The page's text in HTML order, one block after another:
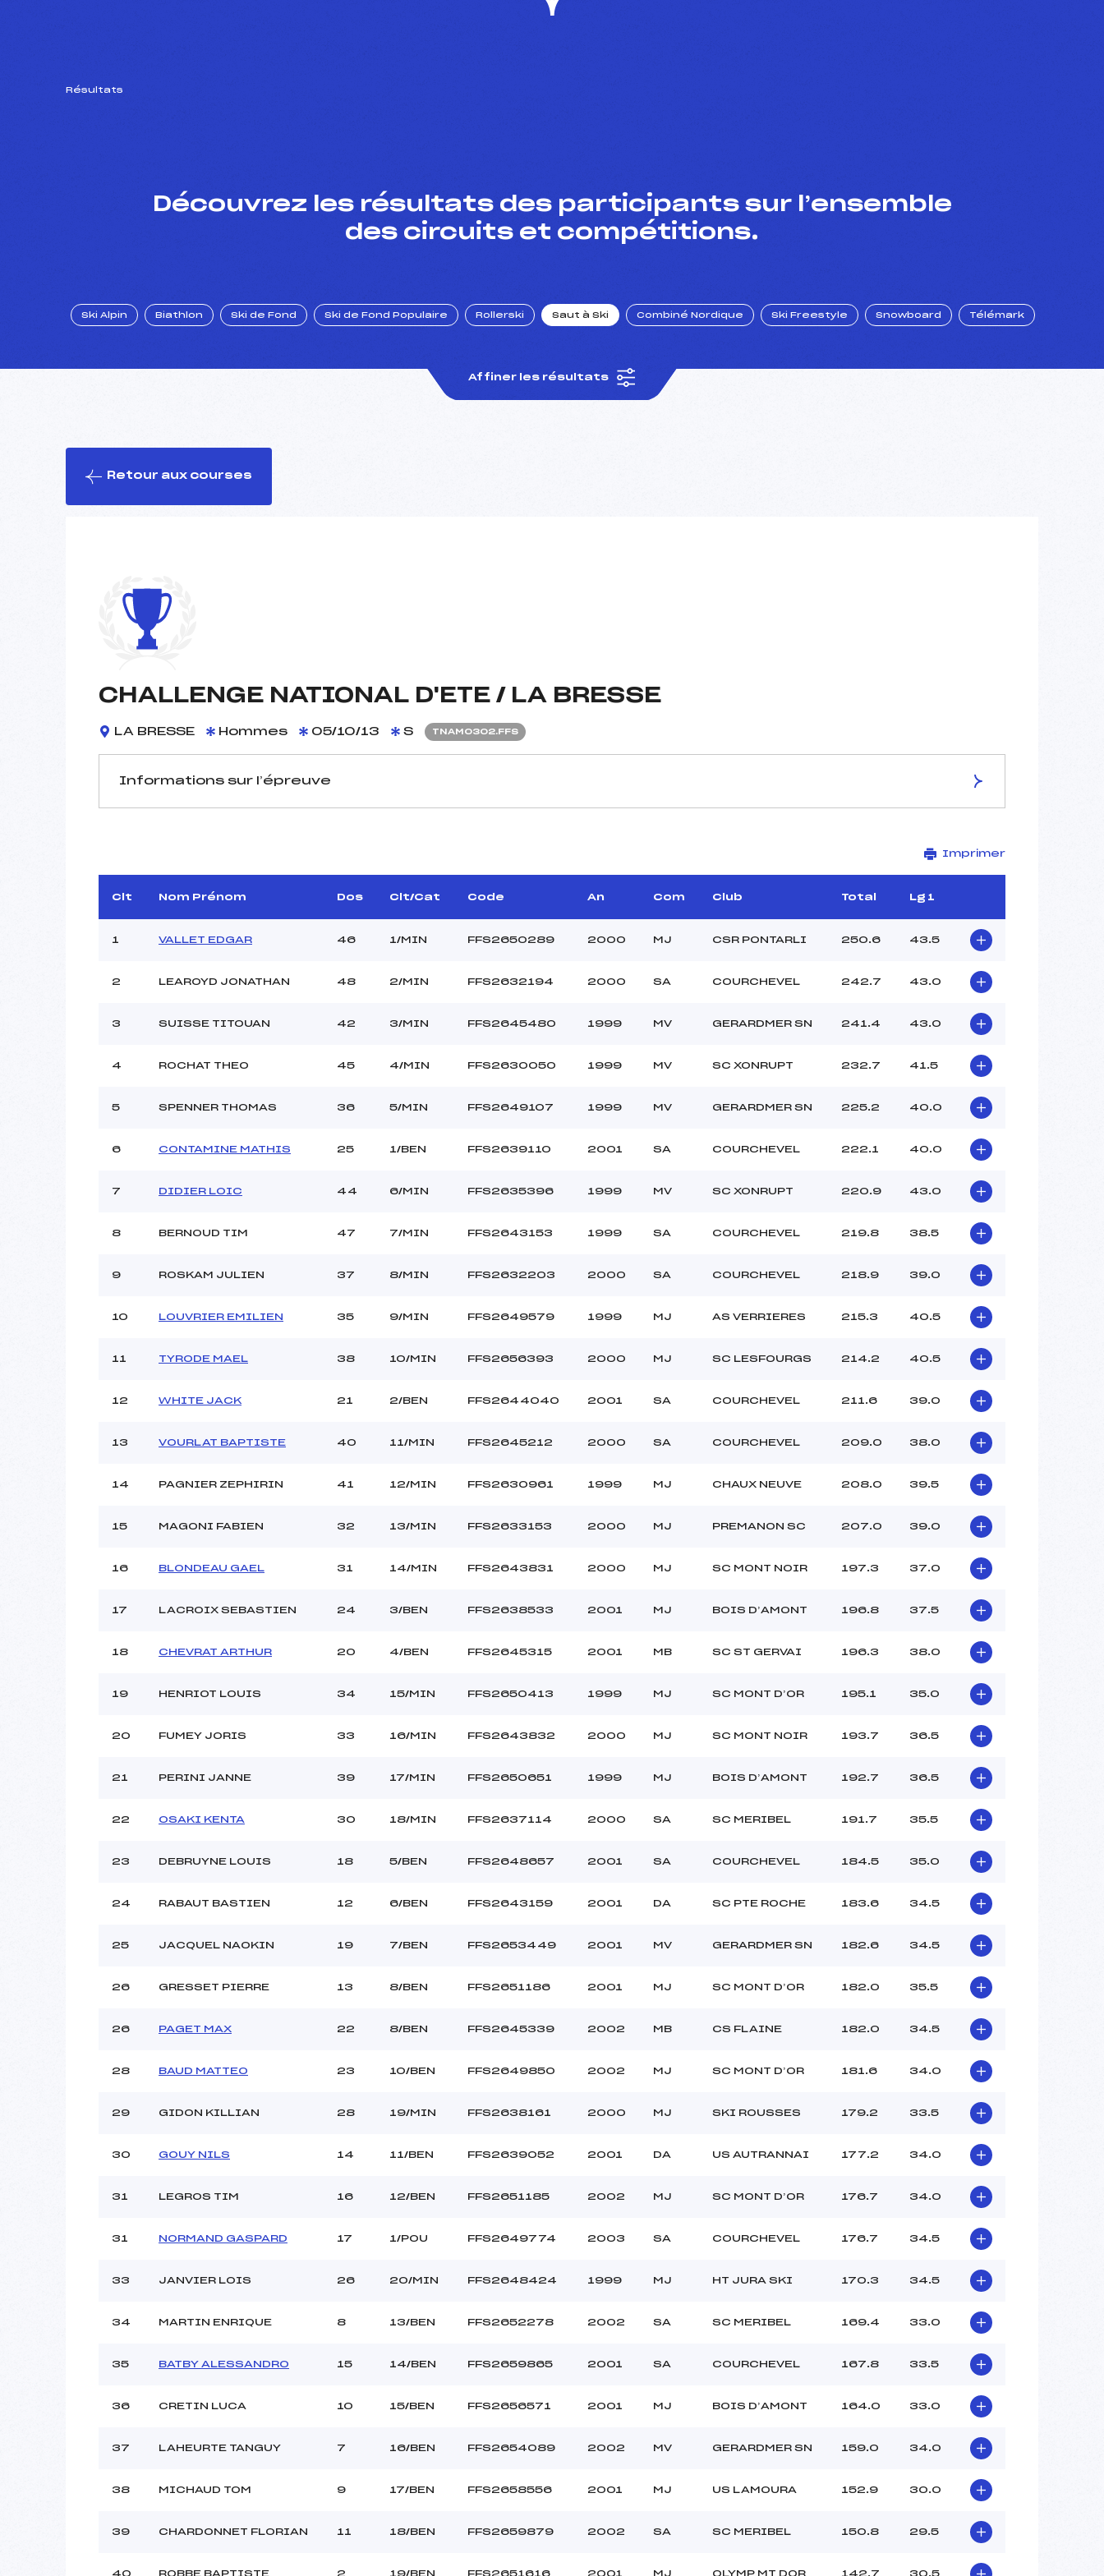
Résultats
Découvrez les résultats des participants sur l’ensemble
des circuits et compétitions.
Ski Alpin Biathlon Ski de Fond Ski de Fond Populaire Rollerski Saut à Ski Combiné Nordique Ski Freestyle Snowboard Télémark
Affiner les résultats
Retour aux courses
CHALLENGE NATIONAL D'ETE / LA BRESSE
LA BRESSE Hommes 05/10/13 S TNAM0302.FFS
Informations sur l’épreuve
Délégué Technique :
BARRAND BERNARD (MJ)
D.T Adjoint :
MOUROT MARTIAL (MV)
TYRODE KATELL (MJ)
Juge B :
BAILLY PIERRE (MB)
Juge C :
ROBERT DOMINIQUE (MV)
(SA)
Juge E :
PONCEOT MARINETTE (MV)
Pénalité appliquée :
70.3800
Imprimer
Clt Nom Prénom Dos Clt/Cat Code An Com Club Total Lg 1
1 VALLET EDGAR 46 1/MIN FFS2650289 2000 MJ CSR PONTARLI 250.6 43.5
2 LEAROYD JONATHAN 48 2/MIN FFS2632194 2000 SA COURCHEVEL 242.7 43.0
3 SUISSE TITOUAN 42 3/MIN FFS2645480 1999 MV GERARDMER SN 241.4 43.0
4 ROCHAT THEO 45 4/MIN FFS2630050 1999 MV SC XONRUPT 232.7 41.5
5 SPENNER THOMAS 36 5/MIN FFS2649107 1999 MV GERARDMER SN 225.2 40.0
6 CONTAMINE MATHIS 25 1/BEN FFS2639110 2001 SA COURCHEVEL 222.1 40.0
7 DIDIER LOIC 44 6/MIN FFS2635396 1999 MV SC XONRUPT 220.9 43.0
8 BERNOUD TIM 47 7/MIN FFS2643153 1999 SA COURCHEVEL 219.8 38.5
9 ROSKAM JULIEN 37 8/MIN FFS2632203 2000 SA COURCHEVEL 218.9 39.0
10 LOUVRIER EMILIEN 35 9/MIN FFS2649579 1999 MJ AS VERRIERES 215.3 40.5
11 TYRODE MAEL 38 10/MIN FFS2656393 2000 MJ SC LESFOURGS 214.2 40.5
12 WHITE JACK 21 2/BEN FFS2644040 2001 SA COURCHEVEL 211.6 39.0
13 VOURLAT BAPTISTE 40 11/MIN FFS2645212 2000 SA COURCHEVEL 209.0 38.0
14 PAGNIER ZEPHIRIN 41 12/MIN FFS2630961 1999 MJ CHAUX NEUVE 208.0 39.5
15 MAGONI FABIEN 32 13/MIN FFS2633153 2000 MJ PREMANON SC 207.0 39.0
16 BLONDEAU GAEL 31 14/MIN FFS2643831 2000 MJ SC MONT NOIR 197.3 37.0
17 LACROIX SEBASTIEN 24 3/BEN FFS2638533 2001 MJ BOIS D’AMONT 196.8 37.5
18 CHEVRAT ARTHUR 20 4/BEN FFS2645315 2001 MB SC ST GERVAI 196.3 38.0
19 HENRIOT LOUIS 34 15/MIN FFS2650413 1999 MJ SC MONT D’OR 195.1 35.0
20 FUMEY JORIS 33 16/MIN FFS2643832 2000 MJ SC MONT NOIR 193.7 36.5
21 PERINI JANNE 39 17/MIN FFS2650651 1999 MJ BOIS D’AMONT 192.7 36.5
22 OSAKI KENTA 30 18/MIN FFS2637114 2000 SA SC MERIBEL 191.7 35.5
23 DEBRUYNE LOUIS 18 5/BEN FFS2648657 2001 SA COURCHEVEL 184.5 35.0
24 RABAUT BASTIEN 12 6/BEN FFS2643159 2001 DA SC PTE ROCHE 183.6 34.5
25 JACQUEL NAOKIN 19 7/BEN FFS2653449 2001 MV GERARDMER SN 182.6 34.5
26 GRESSET PIERRE 13 8/BEN FFS2651186 2001 MJ SC MONT D’OR 182.0 35.5
26 PAGET MAX 22 8/BEN FFS2645339 2002 MB CS FLAINE 182.0 34.5
28 BAUD MATTEO 23 10/BEN FFS2649850 2002 MJ SC MONT D’OR 181.6 34.0
29 GIDON KILLIAN 28 19/MIN FFS2638161 2000 MJ SKI ROUSSES 179.2 33.5
30 GOUY NILS 14 11/BEN FFS2639052 2001 DA US AUTRANNAI 177.2 34.0
31 LEGROS TIM 16 12/BEN FFS2651185 2002 MJ SC MONT D’OR 176.7 34.0
31 NORMAND GASPARD 17 1/POU FFS2649774 2003 SA COURCHEVEL 176.7 34.5
33 JANVIER LOIS 26 20/MIN FFS2648424 1999 MJ HT JURA SKI 170.3 34.5
34 MARTIN ENRIQUE 8 13/BEN FFS2652278 2002 SA SC MERIBEL 169.4 33.0
35 BATBY ALESSANDRO 15 14/BEN FFS2659865 2001 SA COURCHEVEL 167.8 33.5
36 CRETIN LUCA 10 15/BEN FFS2656571 2001 MJ BOIS D’AMONT 164.0 33.0
37 LAHEURTE TANGUY 7 16/BEN FFS2654089 2002 MV GERARDMER SN 159.0 34.0
38 MICHAUD TOM 9 17/BEN FFS2658556 2001 MJ US LAMOURA 152.9 30.0
39 CHARDONNET FLORIAN 11 18/BEN FFS2659879 2002 SA SC MERIBEL 150.8 29.5
40 ROBBE BAPTISTE 2 19/BEN FFS2651616 2001 MJ OLYMP MT DOR 142.7 30.5